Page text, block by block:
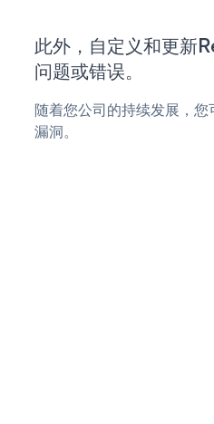
此外，自定义和更新
问题或错误。
随着您公司的持续发展，
漏洞。